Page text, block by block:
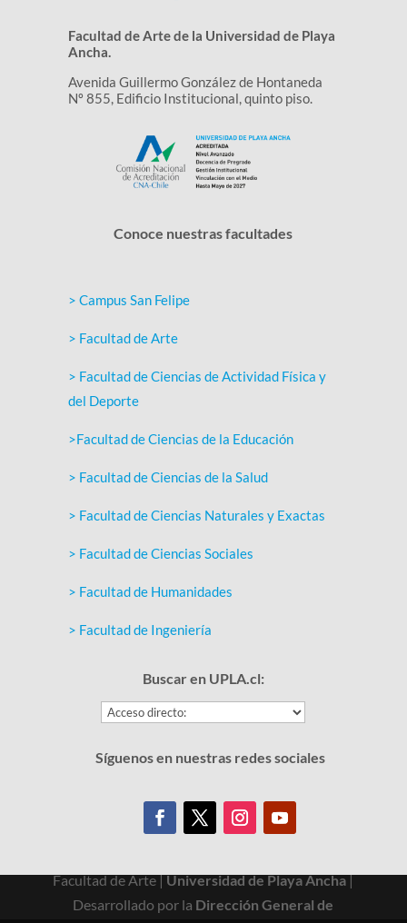
Facultad de Arte de la Universidad de Playa
Ancha.
Avenida Guillermo González de Hontaneda
Nº 855, Edificio Institucional, quinto piso.
Conoce nuestras facultades
> Campus San Felipe
> Facultad de Arte
> Facultad de Ciencias de Actividad Física y
del Deporte
>Facultad de Ciencias de la Educación
> Facultad de Ciencias de la Salud
> Facultad de Ciencias Naturales y Exactas
> Facultad de Ciencias Sociales
> Facultad de Humanidades
> Facultad de Ingeniería
Buscar en UPLA.cl:
Síguenos en nuestras redes sociales
Facultad de Arte |Universidad de Playa Ancha|
Desarrollado por la Dirección General de